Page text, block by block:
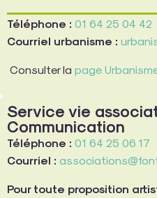
Téléphone : 01 64 25 04 42
Courriel urbanisme :
Consulter la page
Service vie
Communication
Téléphone : 01 64 25 06 17
Courriel :
Pour toute proposition